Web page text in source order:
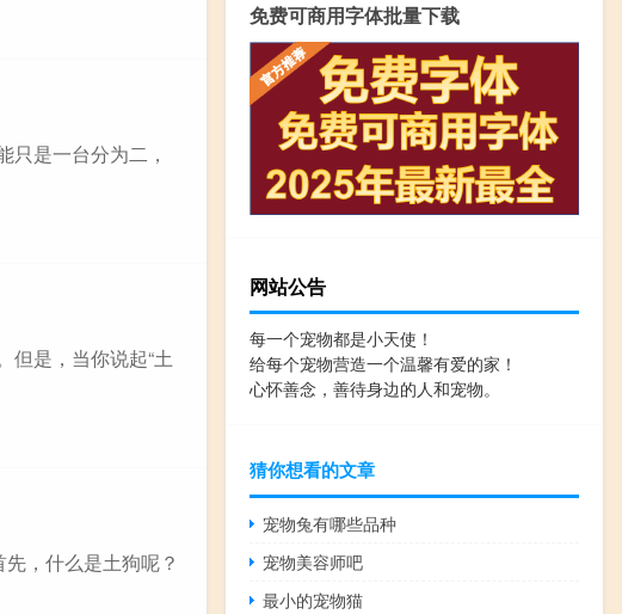
是一台分为二，
但是，当你说起“土
，什么是土狗呢？
免费可商用字体批量下载
网站公告
每一个宠物都是小天使！
给每个宠物营造一个温馨有爱的家！
心怀善念，善待身边的人和宠物。
猜你想看的文章
宠物兔有哪些品种
宠物美容师吧
最小的宠物猫